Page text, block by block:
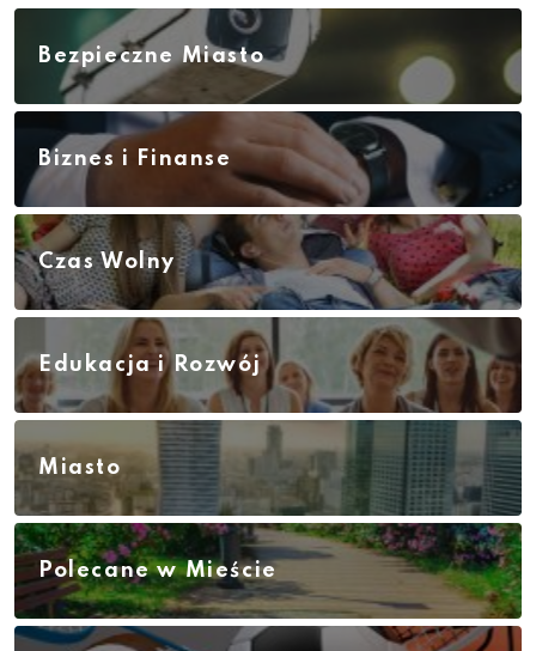
Bezpieczne Miasto
Biznes i Finanse
Czas Wolny
Edukacja i Rozwój
Miasto
Polecane w Mieście